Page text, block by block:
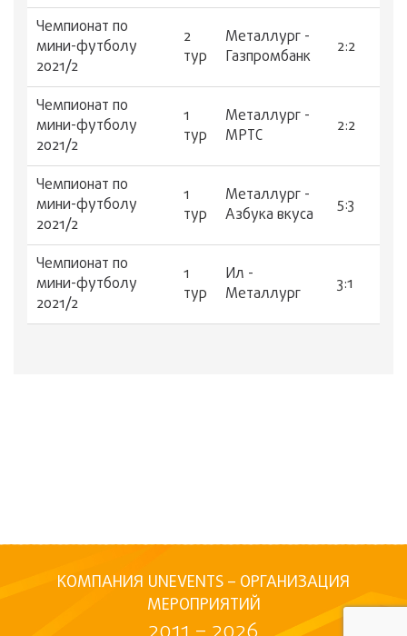
Чемпионат по
мини-футболу
2021/2
2
тур
Металлург -
Газпромбанк
2:2
Чемпионат по
мини-футболу
2021/2
1
тур
Металлург -
МРТС
2:2
Чемпионат по
мини-футболу
2021/2
1
тур
Металлург -
Азбука вкуса
5:3
Чемпионат по
мини-футболу
2021/2
1
тур
Ил -
Металлург
3:1
КОМПАНИЯ UNEVENTS – ОРГАНИЗАЦИЯ
МЕРОПРИЯТИЙ